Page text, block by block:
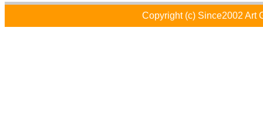
Copyright (c) Since2002 Art